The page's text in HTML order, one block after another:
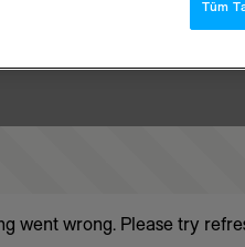
went wrong. Please try
Tüm